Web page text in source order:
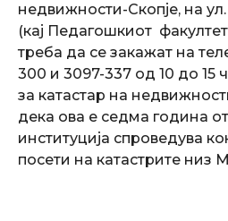
недвижности-Скопје, на
(кај Педагошкиот
треба да се закажат на
300 и 3097-337 од 10 до 15
за катастар на
дека ова е седма година
институција спроведува
посети на катастрите низ